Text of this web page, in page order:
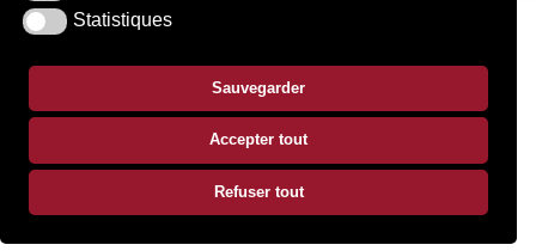
Statistiques
Sauvegarder
Accepter tout
Refuser tout